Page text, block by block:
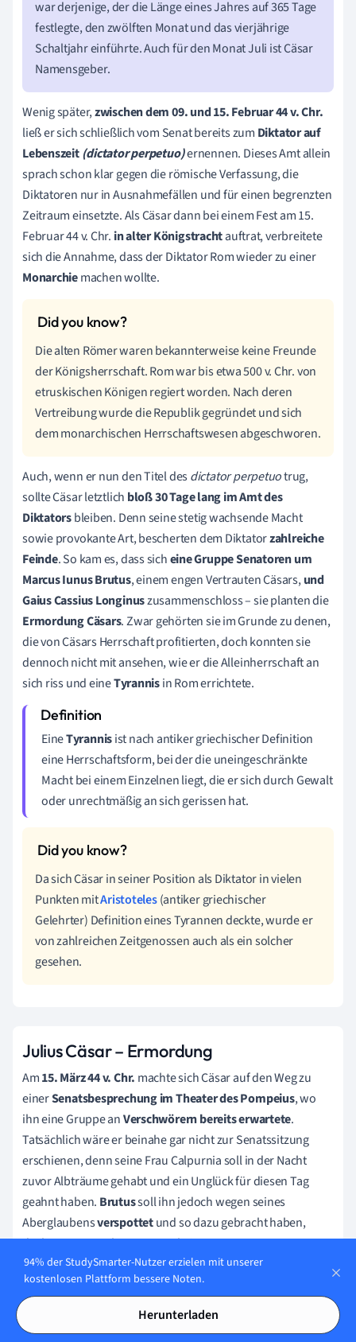
war derjenige, der die Länge eines Jahres auf 365 Tage
festlegte, den zwölften Monat und das vierjährige
Schaltjahr einführte. Auch für den Monat Juli ist Cäsar
Namensgeber.
Wenig später,zwischen dem 09. und 15. Februar 44 v. Chr.
ließ er sich schließlich vom Senat bereits zum Diktator auf
Lebenszeit(dictator perpetuo)ernennen. Dieses Amt allein
sprach schon klar gegen die römische Verfassung, die
Diktatoren nur in Ausnahmefällen und für einen begrenzten
Zeitraum einsetzte. Als Cäsar dann bei einem Fest am 15.
Februar 44 v. Chr. in alter Königstrachtauftrat, verbreitete
sich die Annahme, dass der Diktator Rom wieder zu einer
Monarchiemachen wollte.
Die alten Römer waren bekannterweise keine Freunde
der Königsherrschaft. Rom war bis etwa 500 v. Chr. von
etruskischen Königen regiert worden. Nach deren
Vertreibung wurde die Republik gegründet und sich
dem monarchischen Herrschaftswesen abgeschworen.
Auch, wenn er nun den Titel desdictator perpetuotrug,
sollte Cäsar letztlich bloß 30 Tage lang im Amt des
Diktatorsbleiben. Denn seine stetig wachsende Macht
sowie provokante Art, bescherten dem Diktatorzahlreiche
Feinde. So kam es, dass sicheine Gruppe Senatoren um
Marcus Iunus Brutus, einem engen Vertrauten Cäsars,und
Gaius Cassius Longinuszusammenschloss – sie planten die
Ermordung Cäsars. Zwar gehörten sie im Grunde zu denen,
die von Cäsars Herrschaft profitierten, doch konnten sie
dennoch nicht mit ansehen, wie er die Alleinherrschaft an
sich riss und eineTyrannisin Rom errichtete.
EineTyrannisist nach antiker griechischer Definition
eine Herrschaftsform, bei der die uneingeschränkte
Macht bei einem Einzelnen liegt, die er sich durch Gewalt
oder unrechtmäßig an sich gerissen hat.
Da sich Cäsar in seiner Position als Diktator in vielen
Punkten mitAristoteles(antiker griechischer
Gelehrter) Definition eines Tyrannen deckte, wurde er
von zahlreichen Zeitgenossen auch als ein solcher
gesehen.
Julius Cäsar – Ermordung
Am15. März 44 v. Chr. machte sich Cäsar auf den Weg zu
einerSenatsbesprechung im Theater des Pompeius, wo
ihn eine Gruppe anVerschwörern bereits erwartete.
Tatsächlich wäre er beinahe gar nicht zur Senatssitzung
erschienen, denn seine Frau Calpurnia soll in der Nacht
zuvor Albträume gehabt und ein Unglück für diesen Tag
geahnt haben. Brutussoll ihn jedoch wegen seines
Aberglaubensverspottetund so dazu gebracht haben,
doch zur Besprechung zu erscheinen.
Als Cäsar im Theater erschien, wurde er von der Gruppe
Senatorendurch zahlreiche Dolchstöße ermordet. Seine
letzten Worte soll er an Brutus gerichtet und ihn gefragt
haben:"Auch du, Brutus?" / "Auch du, mein Sohn?"
94% der StudySmarter-Nutzer erzielen mit unserer
kostenlosen Plattform bessere Noten.
Herunterladen